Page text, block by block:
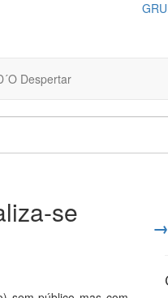
Despertar
se →